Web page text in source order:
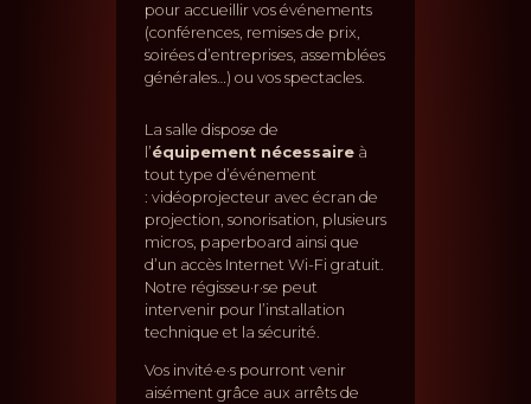
pour accueillir vos événements
(conférences, remises de prix,
soirées d’entreprises, assemblées
générales…) ou vos spectacles.
La salle dispose de
l’équipement nécessaireà
tout type d’événement
: vidéoprojecteur avec écran de
projection, sonorisation, plusieurs
micros, paperboard ainsi que
d’un accès Internet Wi-Fi gratuit.
Notre régisseu·r·se peut
intervenir pour l’installation
technique et la sécurité.
Vos invité·e·s pourront venir
aisément grâce aux arrêts de